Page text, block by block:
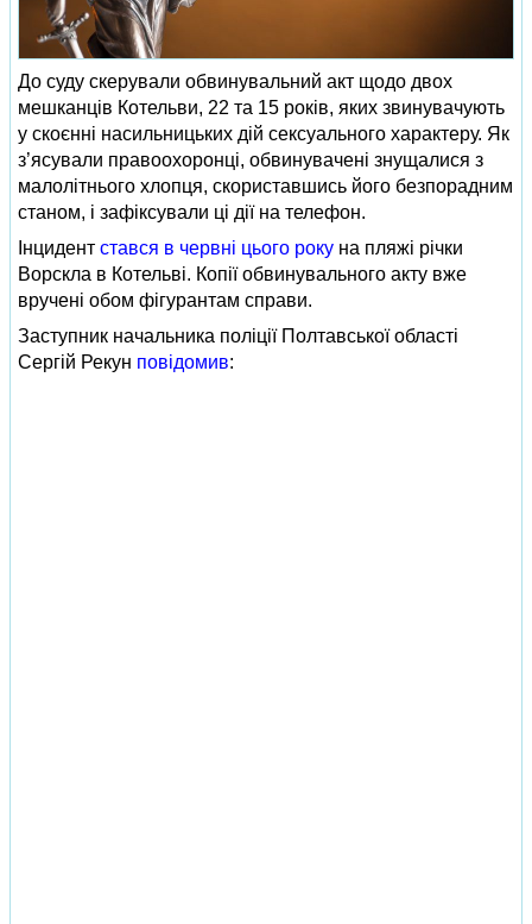
До суду скерували обвинувальний акт щодо двох
мешканців Котельви, 22 та 15 років, яких звинувачують
у скоєнні насильницьких дій сексуального характеру. Як
з’ясували правоохоронці, обвинувачені знущалися з
малолітнього хлопця, скориставшись його безпорадним
станом, і зафіксували ці дії на телефон.
Інцидент стався в червні цього року на пляжі річки
Ворскла в Котельві. Копії обвинувального акту вже
вручені обом фігурантам справи.
Заступник начальника поліції Полтавської області
Сергій Рекун повідомив: